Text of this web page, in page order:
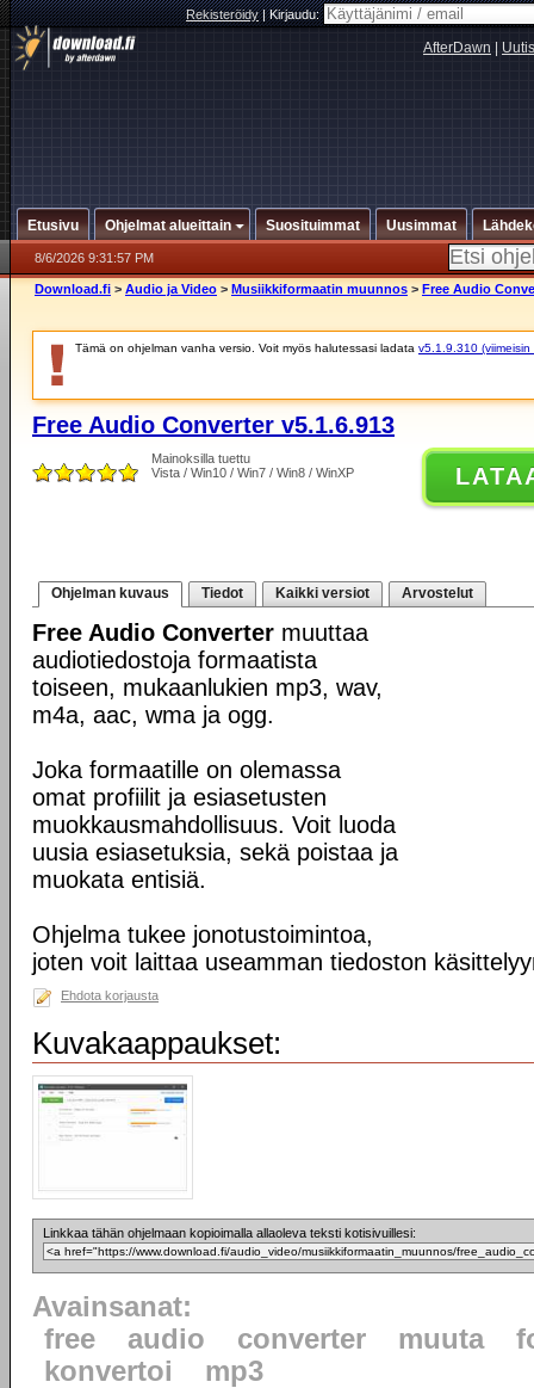
Rekisteröidy|Kirjaudu:
AfterDawn
Etusivu Ohjelmat alueittain Suosituimmat Uusimmat
8/6/2026 9:31:57 PM
Download.fi > Audio ja Video > Musiikkiformaatin muunnos > Free Audio
Tämä on ohjelman vanha versio. Voit myös halutessasi ladata v5.1.9.310 (viimeisin
Free Audio Converter v5.1.6.913
Mainoksilla tuettu
Vista / Win10 / Win7 / Win8 / WinXP
Ohjelman kuvaus Tiedot Kaikki versiot Arvostelut
Free Audio Converter muuttaa
audiotiedostoja formaatista
toiseen, mukaanlukien mp3, wav,
m4a, aac, wma ja ogg.
Joka formaatille on olemassa
omat profiilit ja esiasetusten
muokkausmahdollisuus. Voit luoda
uusia esiasetuksia, sekä poistaa ja
muokata entisiä.
Ohjelma tukee jonotustoimintoa,
joten voit laittaa useamman tiedoston
Ehdota korjausta
Kuvakaappaukset:
Linkkaa tähän ohjelmaan kopioimalla allaoleva teksti kotisivuillesi:
Avainsanat:
free
audio converter muuta
konvertoi
mp3